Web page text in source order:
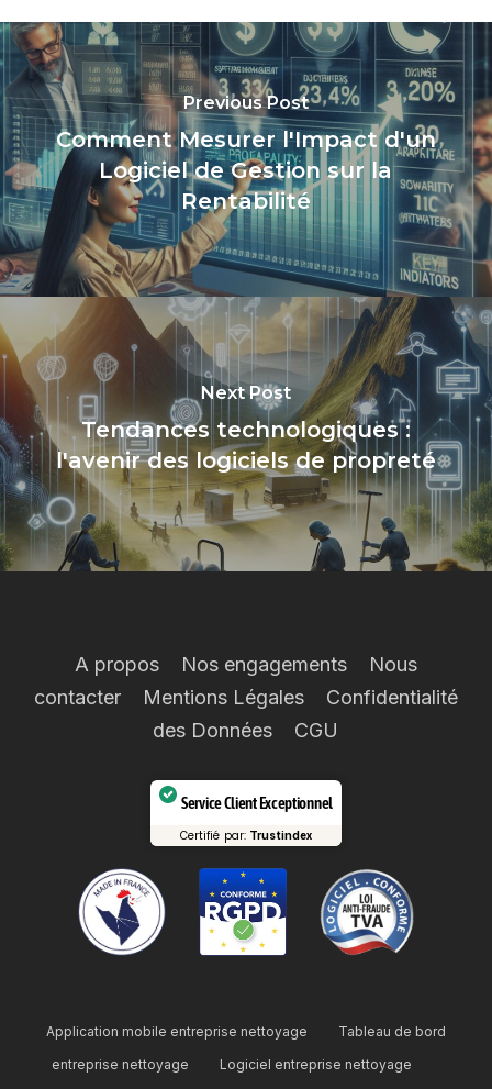
Previous Post
Comment Mesurer l'Impact d'un
Logiciel de Gestion sur la
Rentabilité
Next Post
Tendances technologiques :
l'avenir des logiciels de propreté
A propos Nos engagements
Nous
contacter
Mentions Légales
Confidentialité
des Données
CGU
Service Client Exceptionnel
Certifié par: Trustindex
Application mobile entreprise nettoyage
Tableau de bord
entreprise nettoyage
Logiciel entreprise nettoyage